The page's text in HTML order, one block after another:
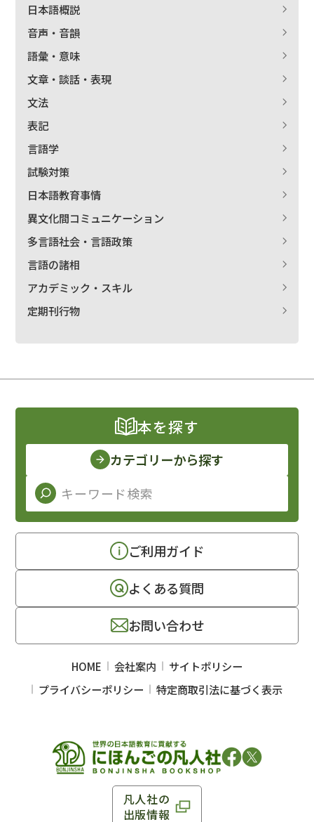
日本語概説
音声・音韻
語彙・意味
文章・談話・表現
文法
表記
言語学
試験対策
日本語教育事情
異文化間コミュニケーション
多言語社会・言語政策
言語の諸相
アカデミック・スキル
定期刊行物
凡人社の
出版情報
本を探す
カテゴリーから探す
ご利用ガイド
よくある質問
お問い合わせ
HOME 会社案内
サイトポリシー
プライバシーポリシー
特定商取引法に基づく表示